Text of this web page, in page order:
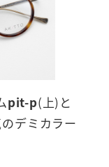
pit-p(上)と
デミカラー